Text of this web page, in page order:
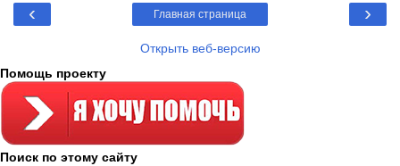
‹ ›
Главная страница
Открыть веб-версию
Помощь проекту
Поиск по этому сайту